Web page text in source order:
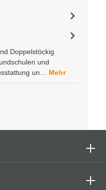
Doppelstöckig
und
un… Mehr